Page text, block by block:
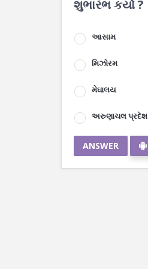
શુભારંભ કર્યો ?
આસામ
મિઝોરમ
મેઘાલય
અરુણાચલ પ્રદેશ
ANSWER